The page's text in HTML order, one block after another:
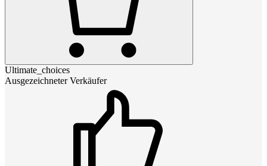
Ultimate_choices
Ausgezeichneter Verkäufer